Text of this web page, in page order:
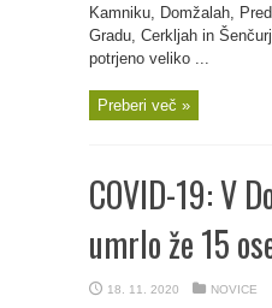
Kamniku, Domžalah,
Gradu, Cerkljah in
potrjeno veliko ...
Preberi več »
COVID-19: V
umrlo že 15
18. 11. 2020 NOVICE